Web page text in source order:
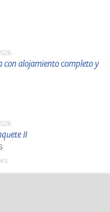
con alojamiento completo y
II